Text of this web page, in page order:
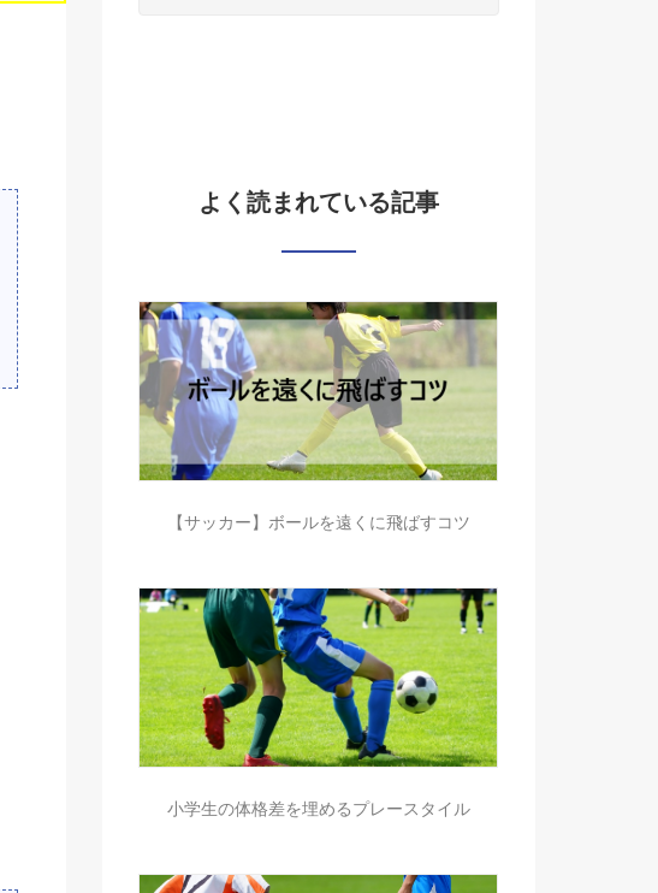
よく読まれている記事
【サッカー】ボールを遠くに飛ばすコツ
小学生の体格差を埋めるプレースタイル